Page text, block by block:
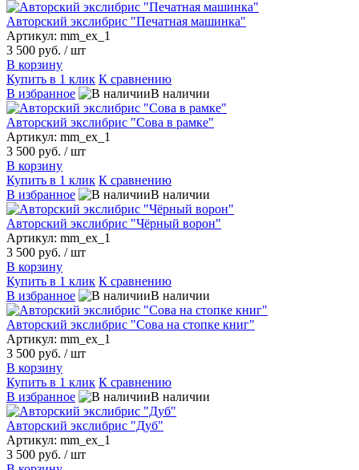
Авторский экслибрис "Печатная машинка"
Артикул: mm_ex_1
3 500 руб. / шт
В корзину
Купить в 1 клик К сравнению
В избранное
В наличии
Авторский экслибрис "Сова в рамке"
Артикул: mm_ex_1
3 500 руб. / шт
В корзину
Купить в 1 клик К сравнению
В избранное
В наличии
Авторский экслибрис "Чёрный ворон"
Артикул: mm_ex_1
3 500 руб. / шт
В корзину
Купить в 1 клик К сравнению
В избранное
В наличии
Авторский экслибрис "Сова на стопке книг"
Артикул: mm_ex_1
3 500 руб. / шт
В корзину
Купить в 1 клик К сравнению
В избранное
В наличии
Авторский экслибрис "Дуб"
Артикул: mm_ex_1
3 500 руб. / шт